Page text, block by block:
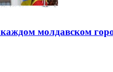
молдавском